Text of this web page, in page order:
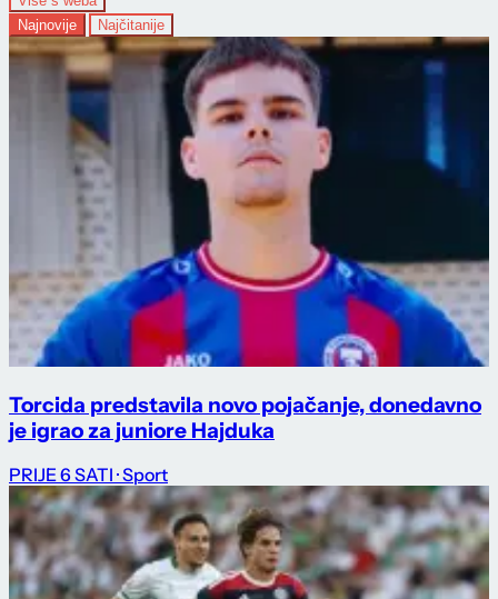
Najnovije
Najčitanije
Torcida predstavila novo pojačanje, donedavno
je igrao za juniore Hajduka
PRIJE 6 SATI · Sport